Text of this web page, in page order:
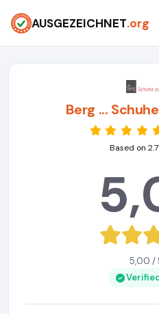
AUSGEZEICHNET.org
Berg ...
Based on
5,00 /